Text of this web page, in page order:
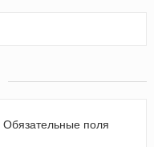
Обязательные поля